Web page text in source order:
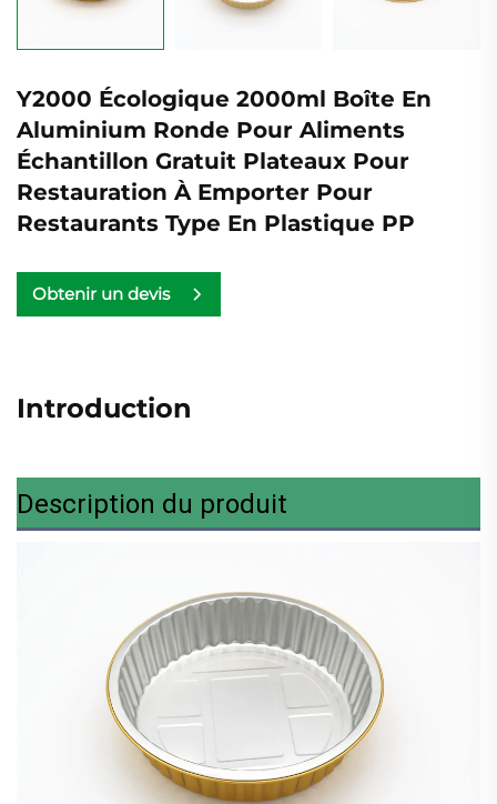
Y2000 Écologique 2000ml Boîte En
Aluminium Ronde Pour Aliments
Échantillon Gratuit Plateaux Pour
Restauration À Emporter Pour
Restaurants Type En Plastique PP
Obtenir un devis
Introduction
Description du produit